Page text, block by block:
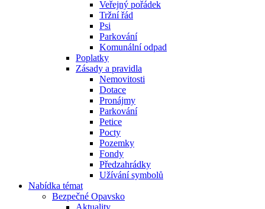
Veřejný pořádek
Tržní řád
Psi
Parkování
Komunální odpad
Poplatky
Zásady a pravidla
Nemovitosti
Dotace
Pronájmy
Parkování
Petice
Pocty
Pozemky
Fondy
Předzahrádky
Užívání symbolů
Nabídka témat
Bezpečné Opavsko